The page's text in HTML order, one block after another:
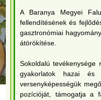
A Baranya Megyei
fellendítésének és
gasztronómiai
átörökítése.
Sokoldalú
gyakorlatok hazai és
versenyképességük
pozícióját, támogatja a